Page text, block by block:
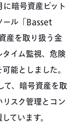
暗号資産ビット
ール「Basset
産を取り扱う金
イム監視、危険
能としました。
て、暗号資産を取
スク管理とコン
ています。